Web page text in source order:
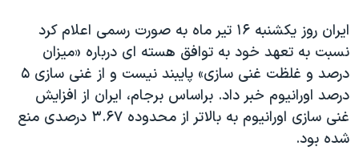
ایران روز یکشنبه ۱۶ تیر ماه به صورت رسمی اعلام کرد
نسبت به تعهد خود به توافق هسته ای درباره «میزان
درصد و غلظت غنی سازی» پایبند نیست و از غنی سازی ۵
درصد اورانیوم خبر داد. براساس برجام، ایران از افزایش
غنی سازی اورانیوم به بالاتر از محدوده ۳.۶۷ درصدی منع
شده بود.